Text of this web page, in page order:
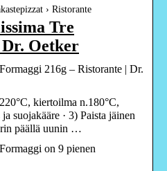
› Ristorante
Tre
Oetker
216g – Ristorante | Dr.
kiertoilma n.180°C,
suojakääre · 3) Paista jäinen
päällä uunin …
on 9 pienen